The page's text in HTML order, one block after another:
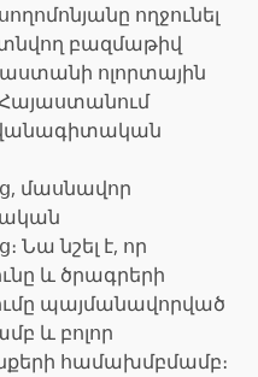
ողջունել
բազմաթիվ
ոլորտային
Հայաստանում
մասնավոր
Նա նշել է, որ
և ծրագրերի
պայմանավորված
և բոլոր
համախմբմամբ։